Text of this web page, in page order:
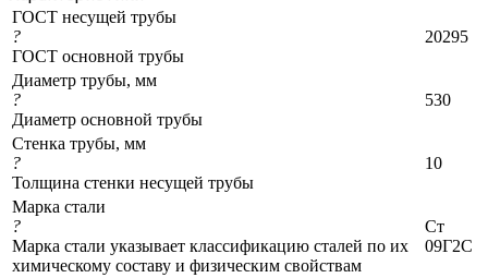
ГОСТ несущей трубы
?
ГОСТ основной трубы
20295
Диаметр трубы, мм
?
Диаметр основной трубы
530
Стенка трубы, мм
?
Толщина стенки несущей трубы
10
Марка стали
?
Марка стали указывает классификацию сталей по их
химическому составу и физическим свойствам
Ст
09Г2С